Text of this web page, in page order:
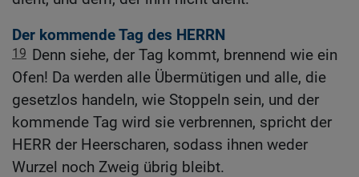
Der kommende Tag des HERRN
19 Denn siehe, der Tag kommt, brennend wie ein
Ofen! Da werden alle Übermütigen und alle, die
gesetzlos handeln, wie Stoppeln sein, und der
kommende Tag wird sie verbrennen, spricht der
HERR der Heerscharen, sodass ihnen weder
Wurzel noch Zweig übrig bleibt.